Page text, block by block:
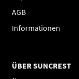
AGB
Informationen
ÜBER SUNCREST